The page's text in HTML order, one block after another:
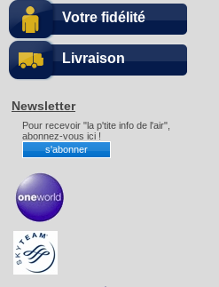
Votre fidélité
Livraison
Newsletter
Pour recevoir "la p'tite info de l'air",
abonnez-vous ici !